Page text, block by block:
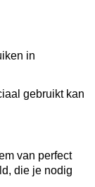
in
gebruikt kan
van perfect
die je nodig